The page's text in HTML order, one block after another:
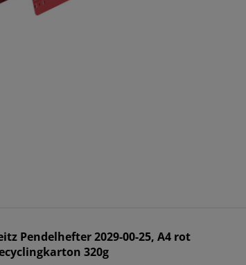
Pendelhefter 2029-00-25, A4 rot
320g